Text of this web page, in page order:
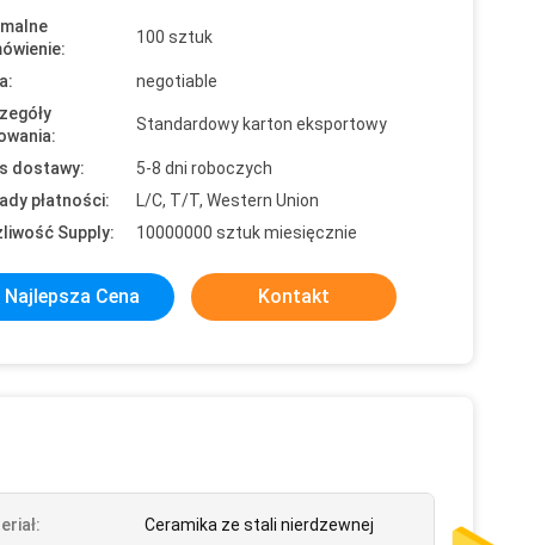
100 sztuk
negotiable
Standardowy karton eksportowy
dostawy:
5-8 dni roboczych
płatności:
L/C, T/T, Western Union
Supply:
10000000 sztuk miesięcznie
Najlepsza Cena Kontakt
Ceramika ze stali nierdzewnej